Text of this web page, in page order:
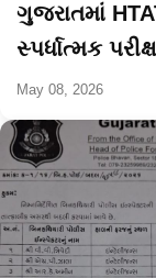
ગુજરાતમાં
સ્પર્ધાત્મક
May 08, 2026